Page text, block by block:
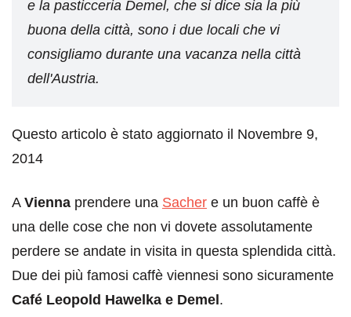
e la pasticceria Demel, che si dice sia la più
buona della città, sono i due locali che vi
consigliamo durante una vacanza nella città
dell'Austria.
Questo articolo è stato aggiornato il Novembre 9,
2014
A Vienna prendere una Sacher e un buon caffè è
una delle cose che non vi dovete assolutamente
perdere se andate in visita in questa splendida città.
Due dei più famosi caffè viennesi sono sicuramente
Café Leopold Hawelka e Demel .